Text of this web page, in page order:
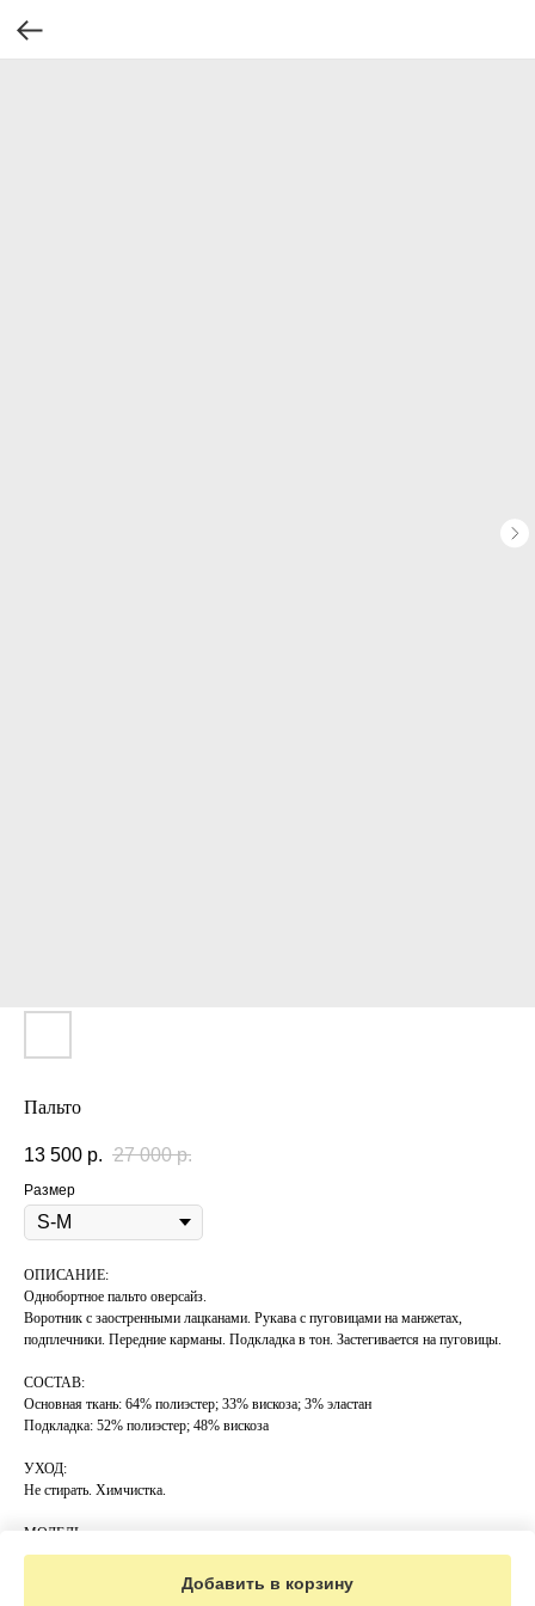
Пальто
13 500 р. 27 000 р.
Размер
Добавить в корзину
ОПИСАНИЕ:
Однобортное пальто оверсайз.
Воротник с заостренными лацканами. Рукава с пуговицами на манжетах,
подплечники. Передние карманы. Подкладка в тон. Застегивается на пуговицы.
СОСТАВ:
Основная ткань: 64% полиэстер; 33% вискоза; 3% эластан
Подкладка: 52% полиэстер; 48% вискоза
УХОД:
Не стирать. Химчистка.
МОДЕЛЬ:
Рост 175см, Бюст 89см, Талия 69см, Бедра 92см